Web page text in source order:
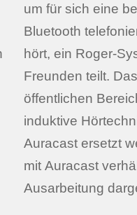
Ausarbeitung